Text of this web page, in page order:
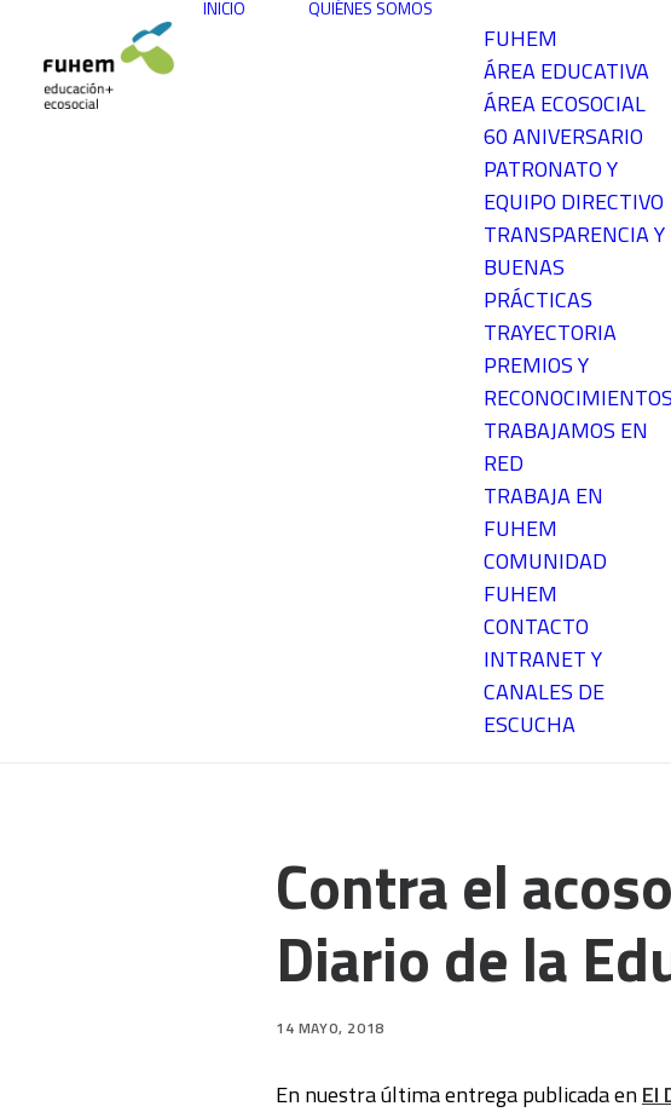
INICIO QUIÉNES SOMOS
FUHEM
ÁREA EDUCATIVA
ÁREA ECOSOCIAL
60 ANIVERSARIO
PATRONATO Y
EQUIPO DIRECTIVO
TRANSPARENCIA Y
BUENAS
PRÁCTICAS
TRAYECTORIA
PREMIOS Y
RECONOCIMIENTOS
TRABAJAMOS EN
RED
TRABAJA EN
FUHEM
COMUNIDAD
FUHEM
CONTACTO
INTRANET Y
CANALES DE
ESCUCHA
Contra el
Diario de la
14 MAYO, 2018
En nuestra última entrega publicada enEl